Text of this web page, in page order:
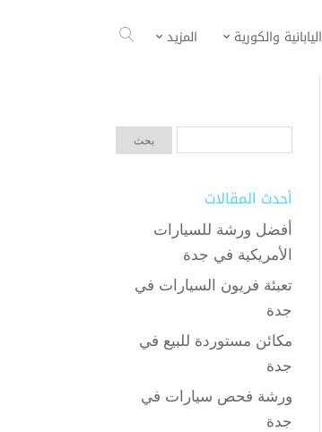
اليابانية والكورية المزيد
أحدث المقالات
أفضل ورشة للسيارات
الأمريكية في جدة
تعبئة فريون السيارات في
جدة
مكائن مستوردة للبيع في
جدة
ورشة فحص سيارات في
جدة